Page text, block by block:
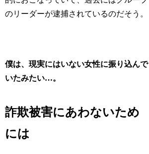
のリーダーが逮捕されているのだそう。
僕は、現実にはいない女性に振り込んで
いたみたい…。
詐欺被害にあわないため
には